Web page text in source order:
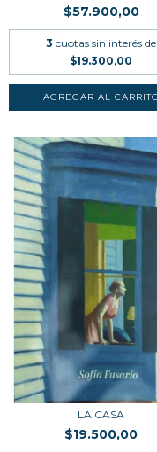
$57.900,00
3 cuotas sin interés de
$19.300,00
LA CASA
$19.500,00